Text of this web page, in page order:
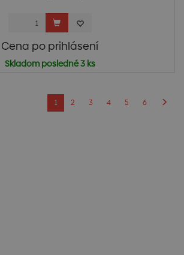
Cena po prihlásení
Skladom posledné 3 ks
1 2 3 4 5 6